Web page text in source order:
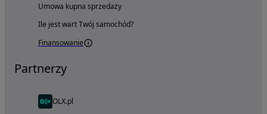
Umowa kupna sprzedaży
Ile jest wart Twój samochód?
Finansowanie
Partnerzy
OLX.pl